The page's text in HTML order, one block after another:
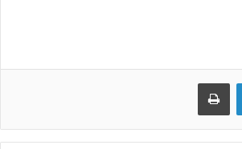
لينكدإن طباعة